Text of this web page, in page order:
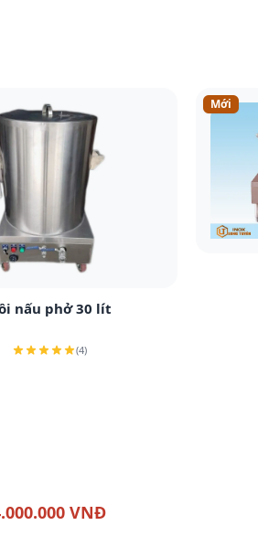
Xem chi tiết
nấu phở 30 lít
(4)
VNĐ
Mới